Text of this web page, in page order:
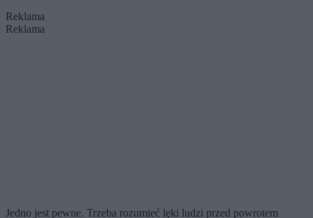
Reklama
Reklama
Jedno jest pewne. Trzeba rozumieć lęki ludzi przed powrotem